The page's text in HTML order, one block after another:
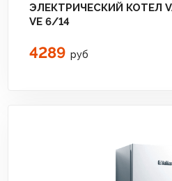
ЭЛЕКТРИЧЕСКИЙ КОТЕЛ
VE 6/14
4289 руб